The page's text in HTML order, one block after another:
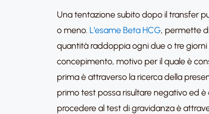
Una tentazione subito dopo il transfer
o meno. L’esame Beta HCG, permette
quantità raddoppia ogni due o tre giorni
concepimento, motivo per il quale è
prima è attraverso la ricerca della
primo test possa risultare negativo ed
procedere al test di gravidanza è